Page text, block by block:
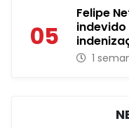
05
Felipe
1